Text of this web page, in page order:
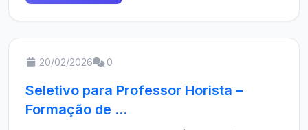
20/02/2026 0
Seletivo para Professor Horista –
Formação de ...